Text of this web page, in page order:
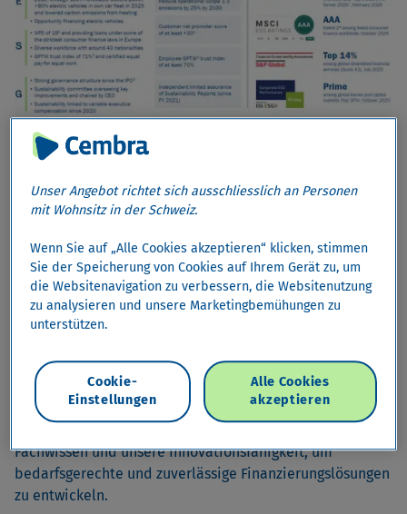
die Interessen und Erwartungen unserer wichtigsten
Interessengruppen aktiv berücksichtigen, indem wir
aktiven Beitrag zu einer nachhaltigen Zukunft leisten. Wir
sind uns der Auswirkungen unserer Aktivitäten und
unserer Verantwortung gegenüber unseren Kunden,
Geschäftspartnern, Aufsichtsbehörden, Aktionären,
wir stets die Einhaltung hoher Standards bei der
Wahrnehmung unserer wirtschaftlichen, rechtlichen,
sozialen, ökologischen und ethischen Verantwortung an.
Fachwissen und unsere Innovationsfähigkeit, um
bedarfsgerechte und zuverlässige Finanzierungslösungen
zu entwickeln.
Unser Angebot richtet sich ausschliesslich an Personen
mit Wohnsitz in der Schweiz.
Wenn Sie auf „Alle Cookies akzeptieren“ klicken, stimmen
Sie der Speicherung von Cookies auf Ihrem Gerät zu, um
die Websitenavigation zu verbessern, die Websitenutzung
zu analysieren und unsere Marketingbemühungen zu
unterstützen.
Alle Cookies
akzeptieren
Cookie-
Einstellungen